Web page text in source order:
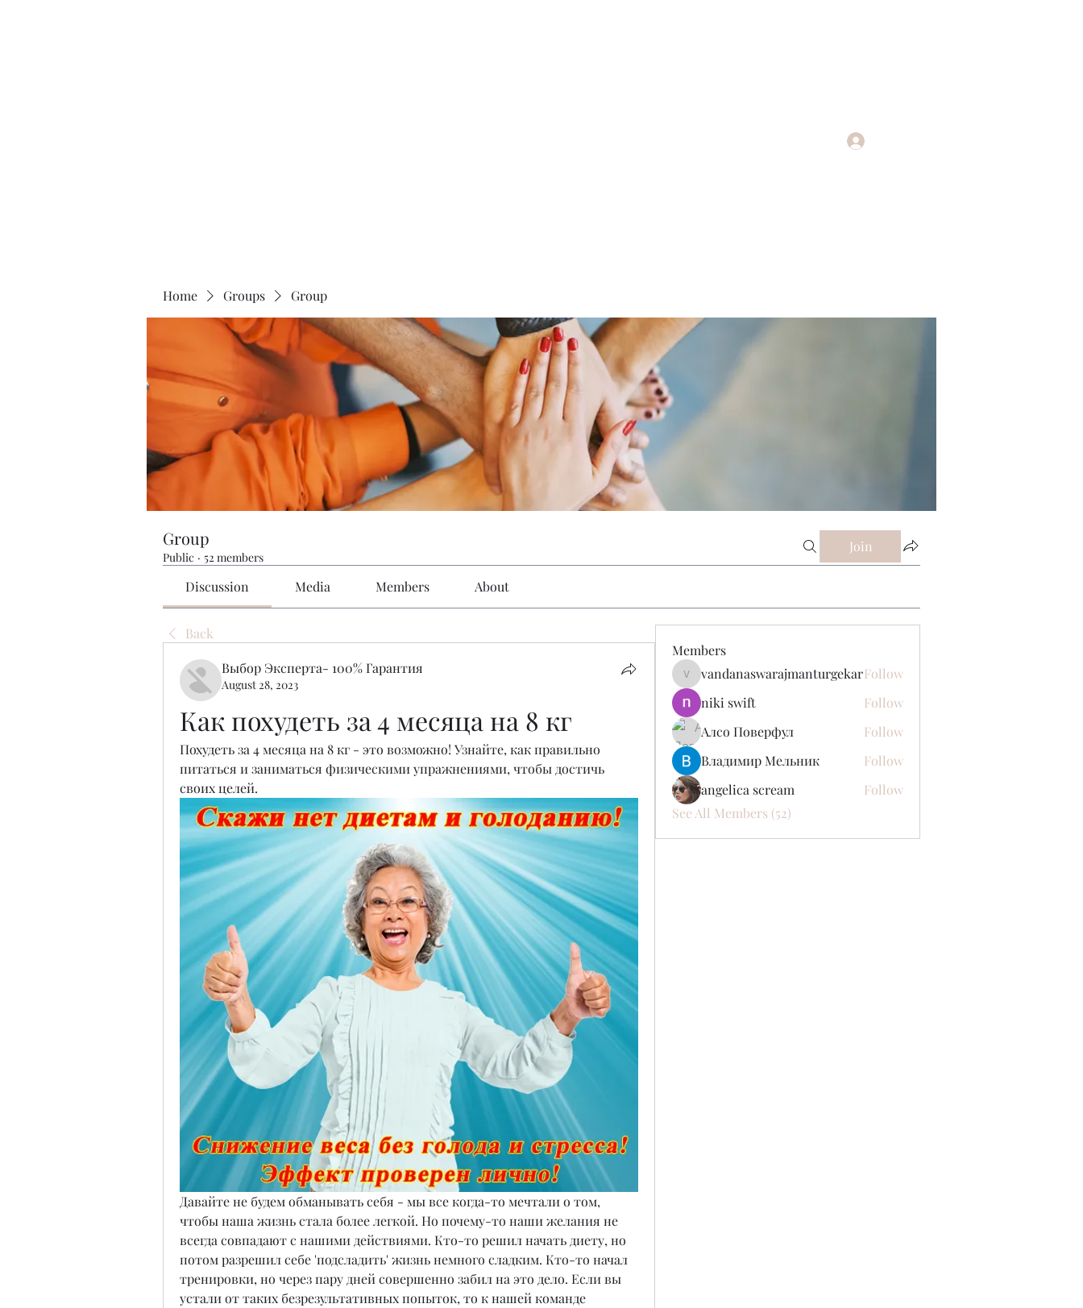
Home Groups Group
Group
Public · 52 members
Join
Discussion Media Members About
Back
Выбор Эксперта- 100% Гарантия
August 28, 2023
Как похудеть за 4 месяца на 8 кг
Похудеть за 4 месяца на 8 кг - это возможно! Узнайте, как правильно
питаться и заниматься физическими упражнениями, чтобы достичь
своих целей.
Давайте не будем обманывать себя - мы все когда-то мечтали о том,
чтобы наша жизнь стала более легкой. Но почему-то наши желания не
всегда совпадают с нашими действиями. Кто-то решил начать диету, но
потом разрешил себе 'подсладить' жизнь немного сладким. Кто-то начал
тренировки, но через пару дней совершенно забил на это дело. Если вы
устали от таких безрезультативных попыток, то к нашей команде
Members
vandanaswarajmanturgekar
vandanaswarajmanturgekarFollow
niki swift
Follow
Алсо Поверфул
Follow
Владимир Мельник
Follow
angelica scream
Follow
See All Members (52)